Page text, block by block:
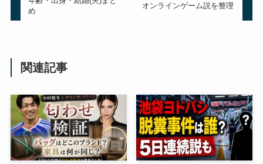
め
オンラインゲーム説を整理
関連記事